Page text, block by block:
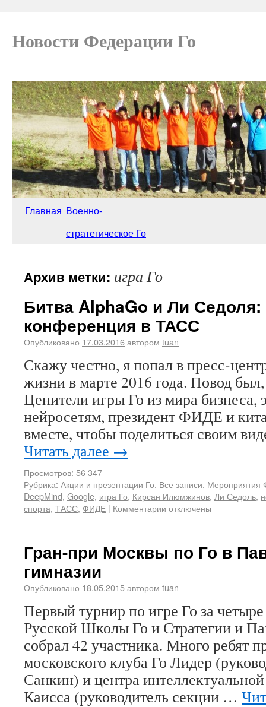
Новости Федерации Го
Главная Военно-
стратегическое Го
Архив метки: игра Го
Битва AlphaGo и Ли Седоля:
конференция в ТАСС
Опубликовано 17.03.2016автором tuan
Скажу честно, я попал в пресс-
жизни в марте 2016 года. Повод
Ценители игры Го из мира бизнеса,
нейросетям, президент ФИДЕ и
вместе, чтобы поделиться своим
Читать далее →
Просмотров: 56 347
Рубрика: Акции и презентации Го, Все записи, Мероприятия
DeepMind, Google, игра Го, Кирсан Илюмжинов, Ли Седоль,
спорта, ТАСС, ФИДЕ | Комментарии отключены
Гран-при Москвы по Го в
гимназии
Опубликовано 18.05.2015автором tuan
Первый турнир по игре Го за четыре
Русской Школы Го и Стратегии и
собрал 42 участника. Много ребят
московского клуба Го Лидер
Санкин) и центра
Каисса (руководитель секции …